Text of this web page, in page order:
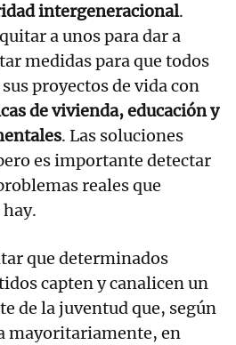
intergeneracional.
a unos para dar a
medidas para que todos
proyectos de vida con
de vivienda, educación y
. Las soluciones
es importante detectar
reales que
que determinados
capten y canalicen un
de la juventud que, según
mayoritariamente, en